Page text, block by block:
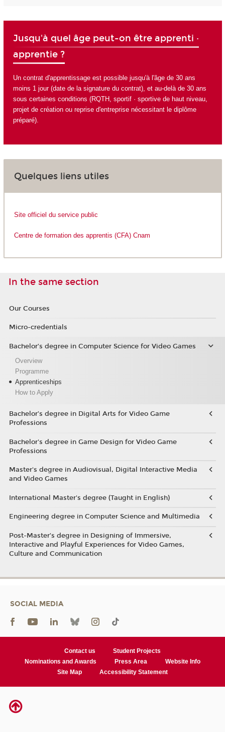
Jusqu'à quel âge peut-on être apprenti ·
apprentie ?
Un contrat d'apprentissage est possible jusqu'à l'âge de 30 ans
moins 1 jour (date de la signature du contrat), et au-delà de 30 ans
sous certaines conditions (RQTH, sportif · sportive de haut niveau,
projet de création ou reprise d'entreprise nécessitant le diplôme
préparé).
Quelques liens utiles
Site officiel du service public
Centre de formation des apprentis (CFA) Cnam
In the same section
Our Courses
Micro-credentials
Bachelor’s degree in Computer Science for Video Games
Overview
Programme
Apprenticeships
How to Apply
Bachelor’s degree in Digital Arts for Video Game
Professions
Bachelor's degree in Game Design for Video Game
Professions
Master's degree in Audiovisual, Digital Interactive Media
and Video Games
International Master's degree (Taught in English)
Engineering degree in Computer Science and Multimedia
Post-Master’s degree in Designing of Immersive,
Interactive and Playful Experiences for Video Games,
Culture and Communication
SOCIAL MEDIA
Contact us
Student Projects
Nominations and Awards
Press Area
Website Info
Site Map
Accessibility Statement